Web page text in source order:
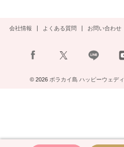
2024.08.30
A様 12月末ウェディングフォト
お問い合わせありがとうございます。
会社情報 よくある質問 お問い合わせ
© 2026 ボラカイ島 ハッピーウェデ